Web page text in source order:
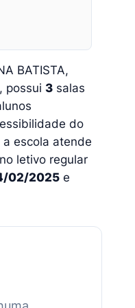
BATISTA,
, possui 3 salas
do
escola atende
letivo regular
02/2025 e